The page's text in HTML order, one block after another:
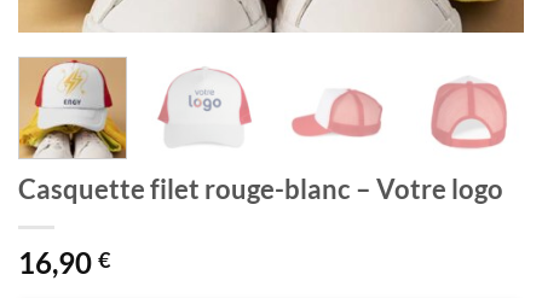
Casquette filet rouge-blanc – Votre logo
16,90 €